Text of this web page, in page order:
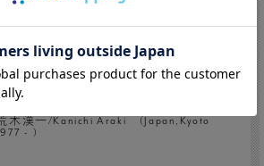
木漢一/Kanichi Araki (Japan,Kyoto
- )